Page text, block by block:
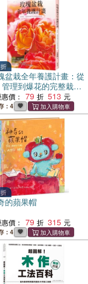
盆栽全年養護計畫：從
理到爆花的完整栽培
價： 79 513
：4
的蘋果帽
價： 79 315
：4